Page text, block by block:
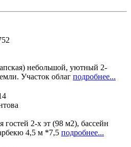
небольшой, уютный 2-
Участок облаг подробнее...
гостей 2-х эт (98 м2), бассейн
4,5 м *7,5 подробнее...